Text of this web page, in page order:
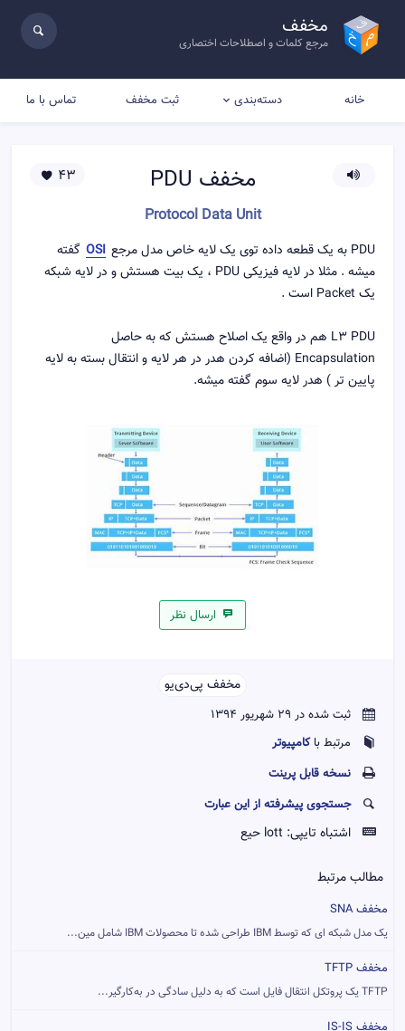
مخفف
مرجع کلمات و اصطلاحات اختصاری
خانه دسته‌بندی ثبت مخفف تماس با ما
مخفف PDU
Protocol Data Unit
43
PDU به يک قطعه داده توی يک لايه خاص مدل مرجع OSI گفته
میشه . مثلا در لايه فيزيکی PDU ، يک بيت هستش و در لايه شبکه
يک Packet است .
L3 PDU هم در واقع یک اصلاح هستش که به حاصل
Encapsulation (اضافه کردن هدر در هر لایه و انتقال بسته به لایه
پایین تر ) هدر لایه سوم گفته میشه.
ارسال نظر
مخفف پی‌دی‌یو‌‌
ثبت شده در 29 شهریور 1394
مرتبط باکامپیوتر
نسخه قابل پرينت
جستجوی پیشرفته از این عبارت
اشتباه تایپی: lott حیع
مطالب مرتبط
مخفف SNA
یک مدل شبکه ای که توسط IBM طراحی شده تا محصولات IBM شامل مین...
مخفف TFTP
TFTP یک پروتکل انتقال فایل است که به دلیل سادگی در به‌کارگیر...